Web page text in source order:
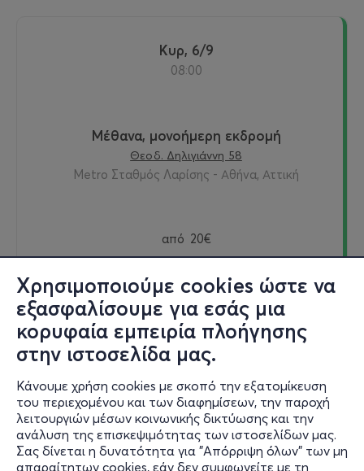
Χρησιμοποιούμε cookies ώστε να
εξασφαλίσουμε για εσάς μια
κορυφαία εμπειρία πλοήγησης
στην ιστοσελίδα μας.
Κάνουμε χρήση cookies με σκοπό την εξατομίκευση
του περιεχομένου και των διαφημίσεων, την παροχή
λειτουργιών μέσων κοινωνικής δικτύωσης και την
ανάλυση της επισκεψιμότητας των ιστοσελίδων μας.
Σας δίνεται η δυνατότητα για "Απόρριψη όλων" των μη
απαραίτητων cookies, εάν δεν συμφωνείτε με τη
Κυρ, 6/9
08:00
Μέθανα, μονοήμερη εκδρομή
Θεοδ. Δηλιγιάννη 58
Metro Σταθμός Λαρίσης - Αθήνα, Αττική
από 20€
Εισιτήρια